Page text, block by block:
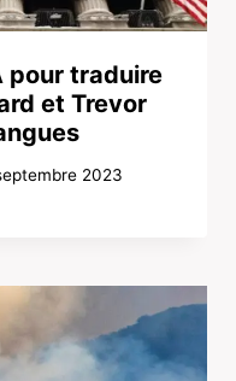
pour traduire
et Trevor
2023